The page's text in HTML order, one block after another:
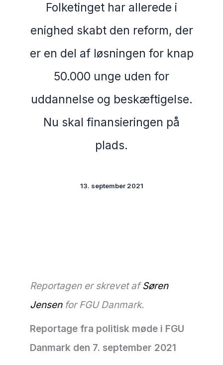
Folketinget har allerede i
enighed skabt den reform, der
er en del af løsningen for knap
50.000 unge uden for
uddannelse og beskæftigelse.
Nu skal finansieringen på
plads.
13. september 2021
Reportagen er skrevet afSøren
Jensenfor FGU Danmark.
Reportage fra politisk møde i FGU
Danmark den 7. september 2021